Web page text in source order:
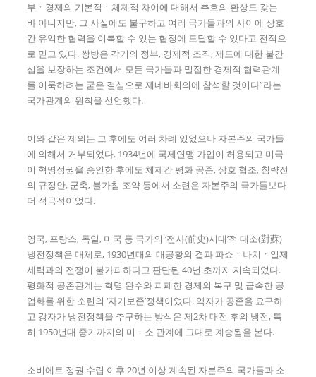
부ㆍ경제의 기본적ㆍ체제적 차이에 대해서 추호의 환상도 갖는
바 아니지만, 그 사실에도 불구하고 여러 국가들과의 사이에 상호
간 유익한 협력을 이룩할 수 있는 협정에 도달할 수 있다고 전적으
로 믿고 있다. 쌍방은 각기의 정부, 경제적 조직, 제도에 대한 불간
섭을 보장하는 조건에서 모든 국가들과 밀접한 경제적 협력관계
를 이룩하려는 굳은 결심으로 제네바회의에 참석할 것이다”라는
국가관계의 원칙을 선언했다.
이와 같은 제의는 그 후에도 여러 차례 있었으나 자본주의 국가들
에 의해서 거부되었다. 1934년에 국제연맹 가입이 허용되고 미국
이 혁명정권을 승인한 후에도 체제간 평화 공존, 상호 협조, 침략전
의 규정안, 군축, 불가침 조약 등에서 소련은 자본주의 국가들보다
더 적극적이었다.
영국, 프랑스, 독일, 미국 등 국가의 ‘전사(前史)시대’적 대소(對蘇)
냉전정책은 대체로, 1930년대의 대공황의 결과 파쇼ㆍ나치ㆍ일제
세력과의 전쟁이 불가피하다고 판단된 40년 초까지 지속되었다.
평화적 공존관계는 혁명 완수와 피폐한 경제의 복구 및 급속한 공
업화를 위한 소련의 ‘자기보존’정책이었다. 약자가 공존을 요구하
고 강자가 냉전정책을 추구하는 방식은 제2차 대전 후의 냉전, 특
히 1950년대 중기까지의 미ㆍ소 관계에 그대로 계승됨을 본다.
소비에트 정권 수립 이후 20년 이상 계속된 자본주의 국가들과 소